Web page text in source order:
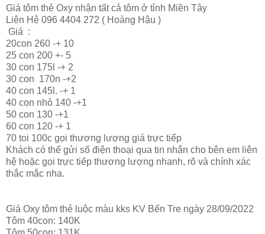
Giá tôm thẻ Oxy nhận tất cả tôm ở tỉnh Miền Tây
Liên Hệ 096 4404 272 ( Hoàng Hậu )
Giá :
20con 260 -+ 10
25 con 200 +- 5
30 con 175l -+ 2
30 con 170n -+2
40 con 145l. -+ 1
40 con nhỏ 140 -+1
50 con 130 -+1
60 con 120 -+ 1
70 toi 100c gọi thương lượng giá trực tiếp
Khách có thể gửi số điện thoại qua tin nhắn cho bên em liên
hệ hoặc gọi trực tiếp thương lượng nhanh, rõ và chính xác
thắc mắc nha.
Giá Oxy tôm thẻ luộc màu kks KV Bến Tre ngày 28/09/2022
Tôm 40con: 140K